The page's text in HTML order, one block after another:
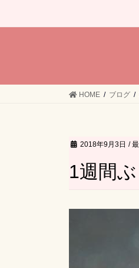
HOME ブログ
2018年9月3日 /
1週間